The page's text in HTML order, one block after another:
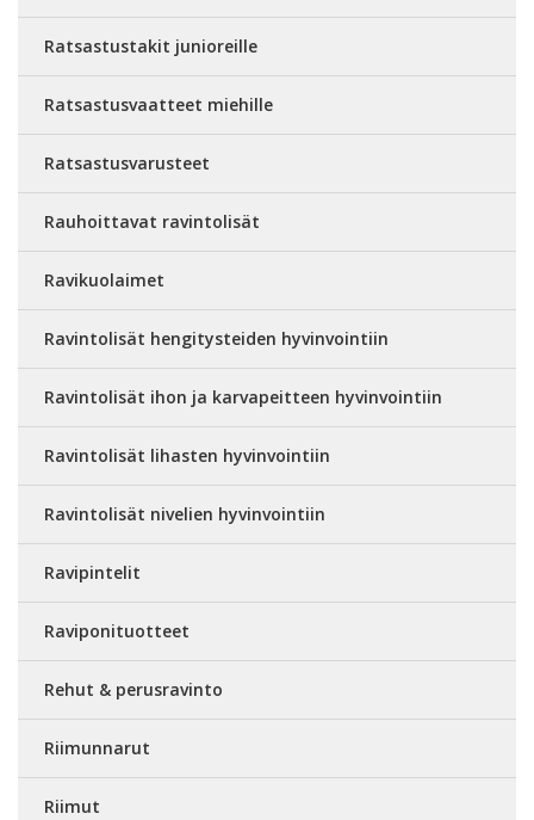
Ratsastustakit junioreille
Ratsastusvaatteet miehille
Ratsastusvarusteet
Rauhoittavat ravintolisät
Ravikuolaimet
Ravintolisät hengitysteiden hyvinvointiin
Ravintolisät ihon ja karvapeitteen hyvinvointiin
Ravintolisät lihasten hyvinvointiin
Ravintolisät nivelien hyvinvointiin
Ravipintelit
Raviponituotteet
Rehut & perusravinto
Riimunnarut
Riimut